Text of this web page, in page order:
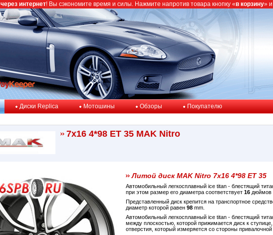
Диски Replica Мотошины Обзоры Покупателю
7x16 4*98 ET 35 MAK Nitro
Литой диск MAK Nitro 7x16 4*98 ET 35
Автомобильный легкосплавный ice titan - блестящий
при этом размер его диаметра соответствует 16 дюймов
Представленный диск крепится на транспортное
диаметр которой равен 98 mm.
Автомобильный легкосплавный ice titan - блестящий
между плоскостью, которой прижимается диск к
отверстия, который измеряется со стороны
через интернет! Вы сэкономите время и силы. Нажмите напротив товара кнопку «в корзину» и